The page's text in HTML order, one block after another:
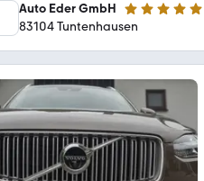
Auto Eder GmbH 4.9 Sterne
83104 Tuntenhausen